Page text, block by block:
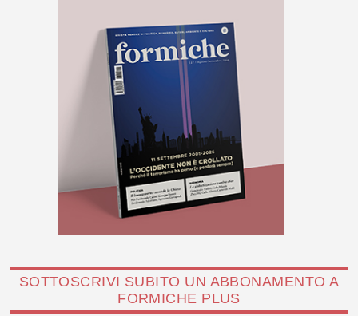
SOTTOSCRIVI SUBITO UN ABBONAMENTO A
FORMICHE PLUS